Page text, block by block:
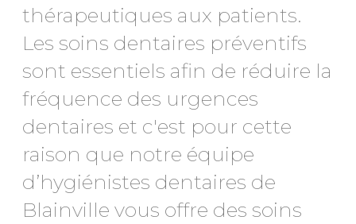
thérapeutiques aux patients.
Les soins dentaires préventifs
sont essentiels afin de réduire la
fréquence des urgences
dentaires et c'est pour cette
raison que notre équipe
d’hygiénistes dentaires de
Blainville vous offre des soins